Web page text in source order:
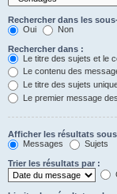
Rechercher dans les
Oui
Non
Rechercher dans :
Le titre des sujets et le
Le contenu des
Le titre des sujets
Le premier message
Afficher les résultats
Messages
Sujets
Trier les résultats par :